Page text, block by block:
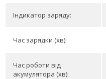
Індикатор заряду:
Час зарядки (хв):
Час роботи від
акумулятора (хв):